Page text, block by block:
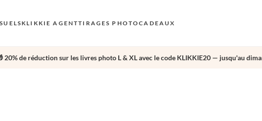
KLIKKIE AGENTTIRAGES PHOTOCADEAUX
20% de réduction sur les livres photo L & XL avec le code KLIKKIE20 — jusqu'au